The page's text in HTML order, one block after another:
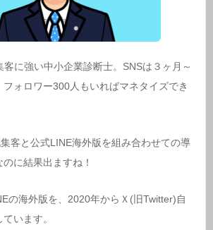
に強い中小企業診断士。SNSは３ヶ月～
ォロワー300人もいればマネタイズでき
客と公式LINE海外版を組み合わせての導
に結果出ますね！
の海外版を、2020年からＸ(旧Twitter)自
います。